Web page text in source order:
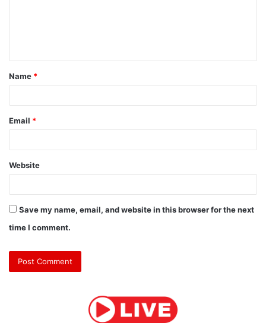
t
*
Name *
Email *
Website
Save my name, email, and website in this browser for the next
time I comment.